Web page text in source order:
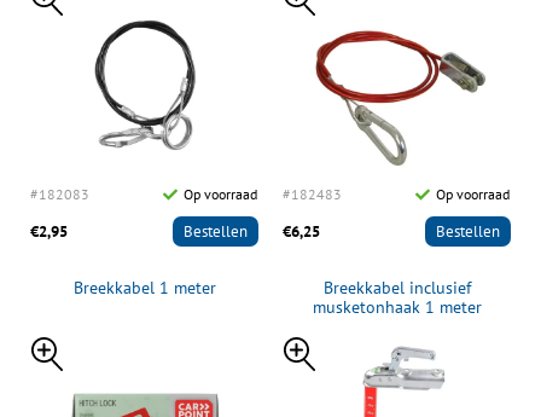
#182083 Op voorraad
€2,95 Bestellen
Breekkabel 1 meter
#182483 Op voorraad
€6,25 Bestellen
Breekkabel inclusief
musketonhaak 1 meter